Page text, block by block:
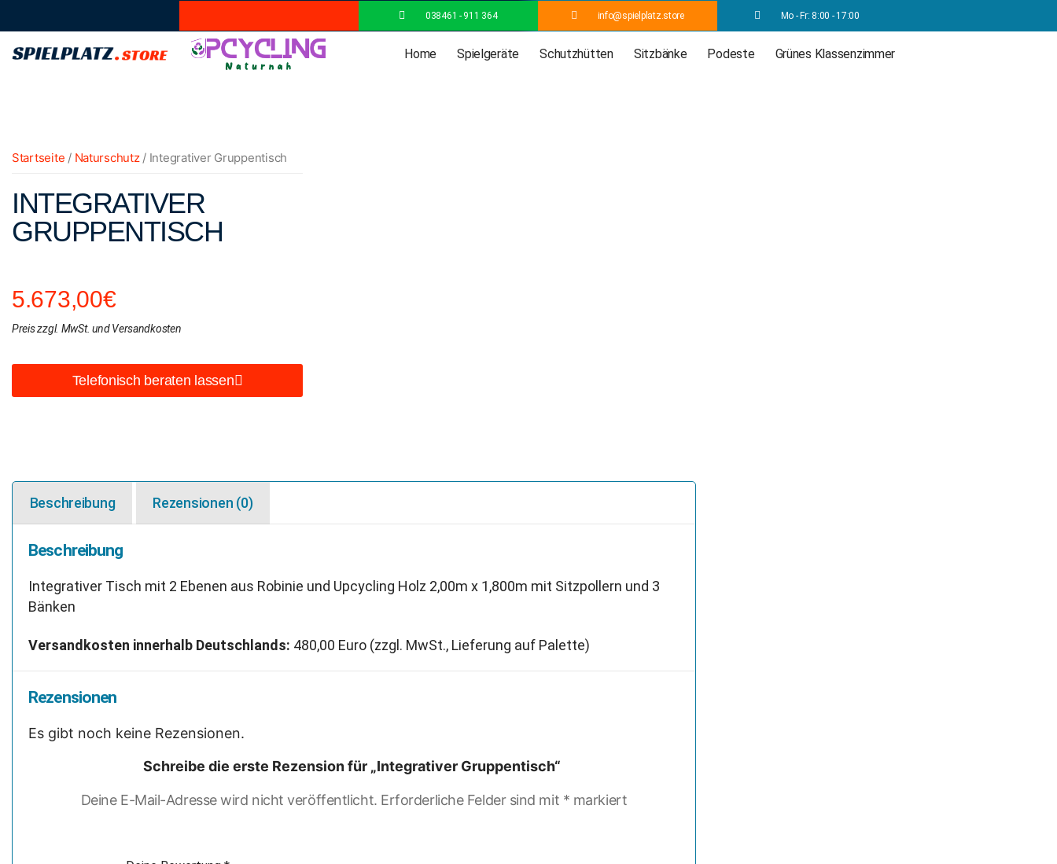
038461 - 911 364 info@spielplatz.store Mo - Fr: 8:00 - 17:00
Home Spielgeräte Schutzhütten Sitzbänke Podeste Grünes Klassenzimmer
Startseite / Naturschutz/ Integrativer Gruppentisch
INTEGRATIVER
GRUPPENTISCH
5.673,00€
Preis zzgl. MwSt. und Versandkosten
Telefonisch beraten lassen
Beschreibung Rezensionen (0)
Beschreibung
Integrativer Tisch mit 2 Ebenen aus Robinie und Upcycling Holz 2,00m x 1,800m mit Sitzpollern und 3
Bänken
Versandkosten innerhalb Deutschlands: 480,00 Euro (zzgl. MwSt., Lieferung auf Palette)
Rezensionen
Es gibt noch keine Rezensionen.
Schreibe die erste Rezension für „Integrativer Gruppentisch“
Deine E-Mail-Adresse wird nicht veröffentlicht. Erforderliche Felder sind mit * markiert